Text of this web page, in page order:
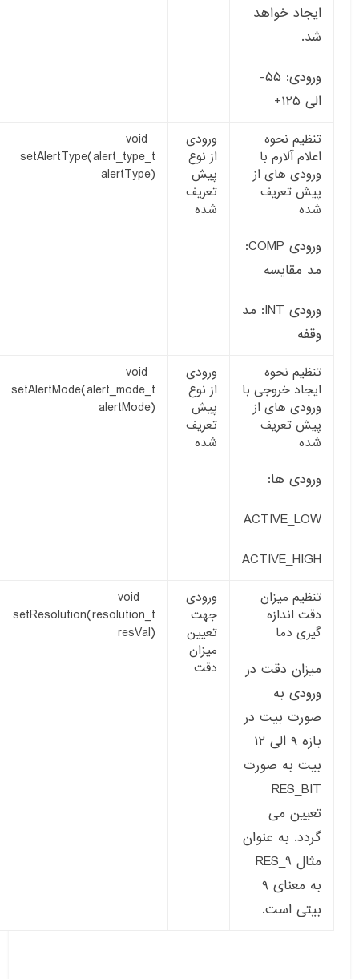
ایجاد خواهد
شد.
ورودی: ۵۵-
الی ۱۲۵+
تنظیم نحوه
اعلام آلارم با
ورودی های از
پیش تعریف
شده
ورودی COMP:
مد مقایسه
ورودی INT: مد
وقفه
ورودی
از نوع
پیش
تعریف
شده
void
setAlertType(alert_type_t
alertType)
تنظیم نحوه
ایجاد خروجی با
ورودی های از
پیش تعریف
شده
ورودی ها:
ACTIVE_LOW
ACTIVE_HIGH
ورودی
از نوع
پیش
تعریف
شده
void
setAlertMode(alert_mode_t
alertMode)
تنظیم میزان
دقت اندازه
گیری دما
میزان دقت در
ورودی به
صورت بیت در
بازه ۹ الی ۱۲
بیت به صورت
RES_BIT
تعیین می
گردد. به عنوان
مثال RES_9
به معنای ۹
بیتی است.
ورودی
جهت
تعیین
میزان
دقت
void
setResolution(resolution_t
resVal)